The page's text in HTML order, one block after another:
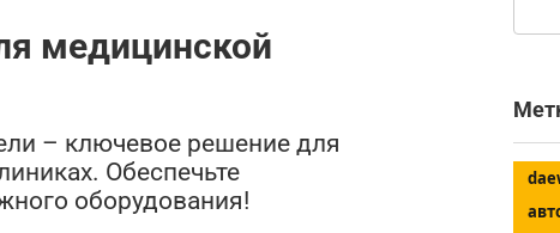
медицинской
– ключевое решение для
Обеспечьте
оборудования!